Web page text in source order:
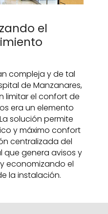
el
compleja y de tal
de Manzanares,
limitar el confort de
era un elemento
solución permite
y máximo confort
centralizada del
que genera avisos y
economizando el
la instalación.